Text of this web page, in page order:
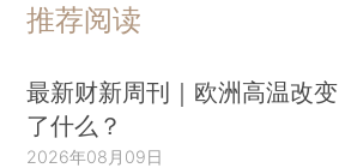
推荐阅读
最新财新周刊｜欧洲高温改变
了什么？
2026年08月09日